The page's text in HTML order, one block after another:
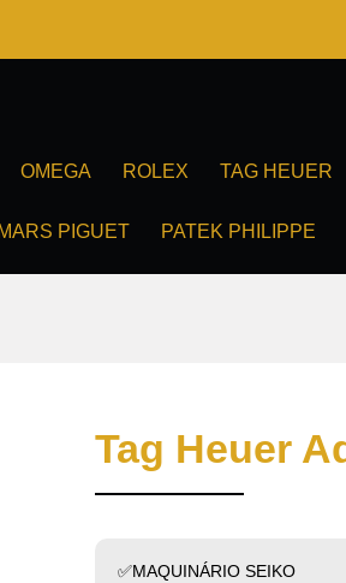
OMEGA ROLEX TAG HEUER
PIGUET PATEK PHILIPPE
Tag Heuer
✅MAQUINÁRIO SEIKO